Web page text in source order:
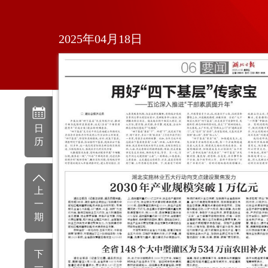
日
历
上
一
期
下
2025年04月18日